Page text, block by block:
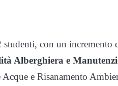
con un
Alberghiera e
e Risanamento